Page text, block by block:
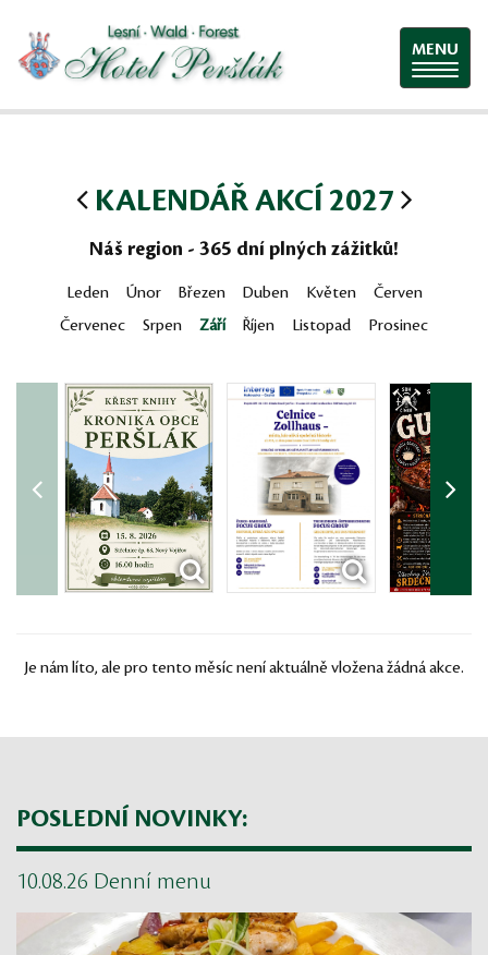
MENU
KALENDÁŘ AKCÍ 2027
Náš region - 365 dní plných zážitků!
Leden Únor Březen Duben Květen
Červen
Červenec
Srpen Září Říjen Listopad Prosinec
Je nám líto, ale pro tento měsíc není aktuálně vložena žádná akce.
POSLEDNÍ NOVINKY:
10.08.26 Denní menu